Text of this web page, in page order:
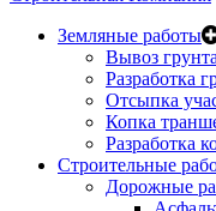
Земляные работы
Вывоз грунта
Разработка
Отсыпка
Копка
Разработка
Строительные
Дорожные